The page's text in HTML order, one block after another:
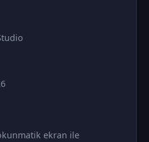
ekran ile